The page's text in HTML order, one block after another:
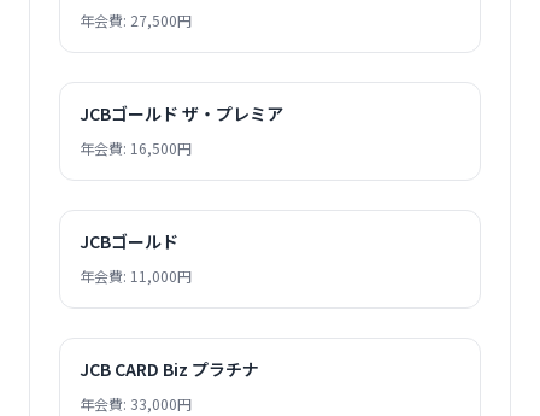
年会費: 27,500円
JCBゴールド ザ・プレミア
年会費: 16,500円
JCBゴールド
年会費: 11,000円
JCB CARD Biz プラチナ
年会費: 33,000円